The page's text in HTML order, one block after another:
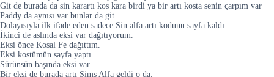
Git de burada da sin karartı kos kara birdi ya bir artı kosta senin çarpım var
Paddy da aynısı var bunlar da git.
Dolayısıyla ilk ifade eden sadece Sin alfa artı kodunu sayfa kaldı.
İkinci de aslında eksi var dağıtıyorum.
Eksi önce Kosal Fe dağıttım.
Eksi kostümün sayfa yaptı.
Sürünsün başında eksi var.
Bir eksi de burada artı Sims Alfa geldi o da.